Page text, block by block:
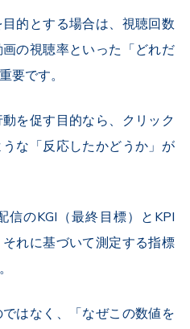
的とする場合は、視聴回数
の視聴率といった「どれだ
要です。
を促す目的なら、クリック
な「反応したかどうか」が
信のKGI （最終目標）と KPI
それに基づいて測定する指標
はなく、「なぜこの数値を